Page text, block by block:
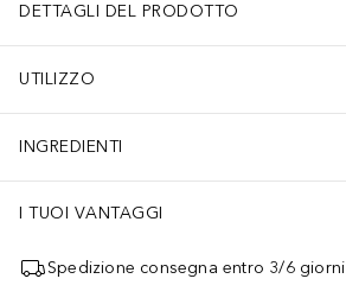
DETTAGLI DEL PRODOTTO
UTILIZZO
INGREDIENTI
I TUOI VANTAGGI
Spedizione consegna entro 3/6 giorni